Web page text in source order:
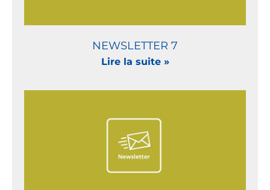
NEWSLETTER 7
Lire la suite »